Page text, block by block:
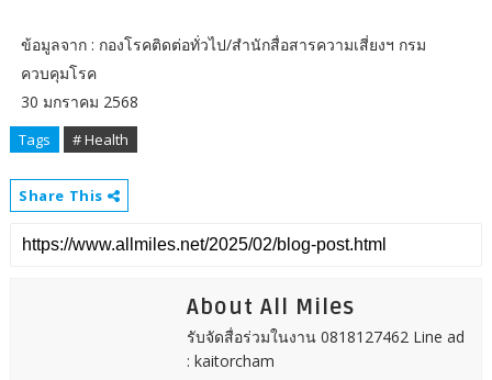
ข้อมูลจาก : กองโรคติดต่อทั่วไป/สำนักสื่อสารความเสี่ยงฯ กรม
ควบคุมโรค
30 มกราคม 2568
Tags # Health
Share This
About All Miles
รับจัดสื่อร่วมในงาน 0818127462 Line ad
: kaitorcham